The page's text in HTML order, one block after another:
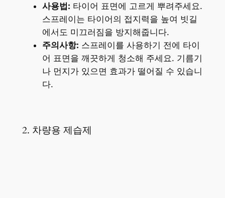
사용법: 타이어 표면에 고르게 뿌려주세요.
스프레이는 타이어의 접지력을 높여 빗길
에서도 미끄러짐을 방지해줍니다.
주의사항: 스프레이를 사용하기 전에 타이
어 표면을 깨끗하게 청소해 주세요. 기름기
나 먼지가 있으면 효과가 떨어질 수 있습니
다.
2. 차량용 제습제